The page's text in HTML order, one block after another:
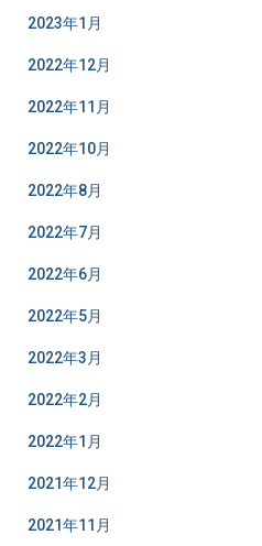
2023年1月
2022年12月
2022年11月
2022年10月
2022年8月
2022年7月
2022年6月
2022年5月
2022年3月
2022年2月
2022年1月
2021年12月
2021年11月